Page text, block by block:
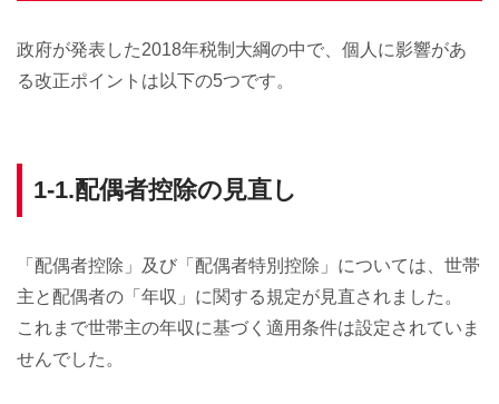
政府が発表した2018年税制大綱の中で、個人に影響があ
る改正ポイントは以下の5つです。
1-1.配偶者控除の見直し
「配偶者控除」及び「配偶者特別控除」については、世帯
主と配偶者の「年収」に関する規定が見直されました。
これまで世帯主の年収に基づく適用条件は設定されていま
せんでした。